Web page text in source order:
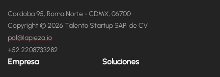
Cordoba 95, Roma Norte - CDMX, 06700
Copyright © 2026 Talento Startup SAPI de CV
pol@lapieza.io
+52 2208733282
Empresa Soluciones